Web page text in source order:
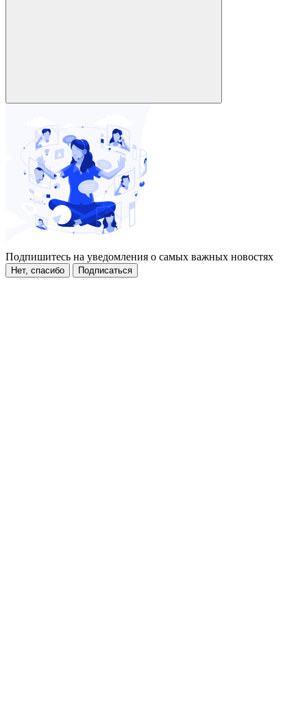
Подпишитесь на уведомления о самых важных новостях
Нет, спасибо Подписаться